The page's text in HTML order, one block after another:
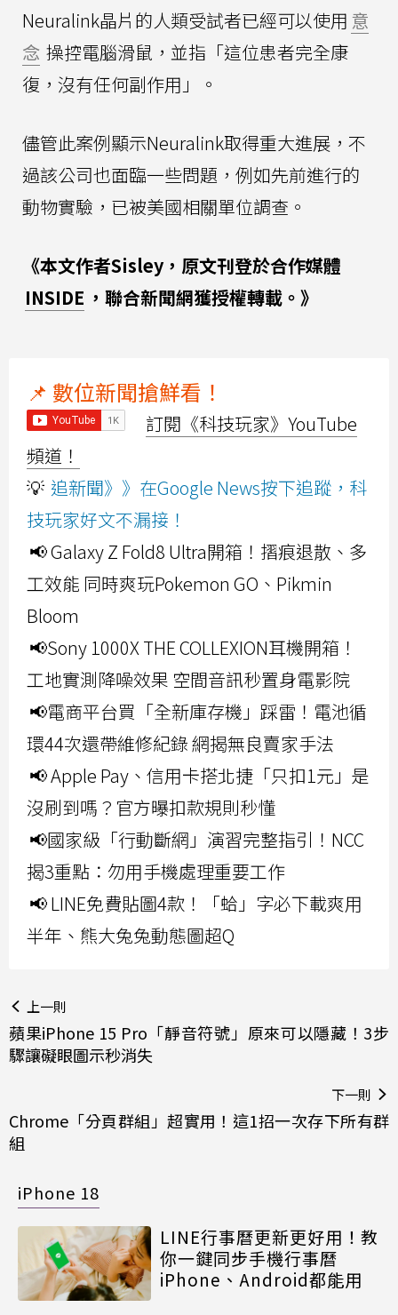
Neuralink晶片的人類受試者已經可以使用 意
念 操控電腦滑鼠，並指「這位患者完全康
復，沒有任何副作用」。
儘管此案例顯示Neuralink取得重大進展，不
過該公司也面臨一些問題，例如先前進行的
動物實驗，已被美國相關單位調查。
《本文作者Sisley，原文刊登於合作媒體
INSIDE ，聯合新聞網獲授權轉載。》
📌 數位新聞搶鮮看！
訂閱《科技玩家》YouTube
頻道！
💡 追新聞》》在Google News按下追蹤，科
技玩家好文不漏接！
📢 Galaxy Z Fold8 Ultra開箱！摺痕退散、多
工效能 同時爽玩Pokemon GO、Pikmin
Bloom
📢Sony 1000X THE COLLEXION耳機開箱！
工地實測降噪效果 空間音訊秒置身電影院
📢電商平台買「全新庫存機」踩雷！電池循
環44次還帶維修紀錄 網揭無良賣家手法
📢 Apple Pay、信用卡搭北捷「只扣1元」是
沒刷到嗎？官方曝扣款規則秒懂
📢國家級「行動斷網」演習完整指引！NCC
揭3重點：勿用手機處理重要工作
📢 LINE免費貼圖4款！「蛤」字必下載爽用
半年、熊大兔兔動態圖超Q
上一則
蘋果iPhone 15 Pro「靜音符號」原來可以隱藏！3步
驟讓礙眼圖示秒消失
下一則
Chrome「分頁群組」超實用！這1招一次存下所有群
組
iPhone 18
LINE行事曆更新更好用！教
你一鍵同步手機行事曆
iPhone、Android都能用